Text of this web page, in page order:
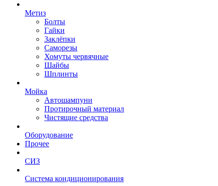
Метиз
Болты
Гайки
Заклёпки
Саморезы
Хомуты червячные
Шайбы
Шплинты
Мойка
Автошампуни
Протирочный материал
Чистящие средства
Оборудование
Прочее
СИЗ
Система кондиционирования